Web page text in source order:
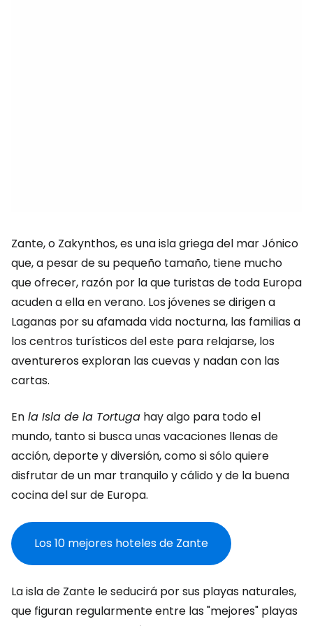
Zante, o Zakynthos, es una isla griega del mar Jónico
que, a pesar de su pequeño tamaño, tiene mucho
que ofrecer, razón por la que turistas de toda Europa
acuden a ella en verano. Los jóvenes se dirigen a
Laganas por su afamada vida nocturna, las familias a
los centros turísticos del este para relajarse, los
aventureros exploran las cuevas y nadan con las
cartas.
En la Isla de la Tortuga hay algo para todo el
mundo, tanto si busca unas vacaciones llenas de
acción, deporte y diversión, como si sólo quiere
disfrutar de un mar tranquilo y cálido y de la buena
cocina del sur de Europa.
Los 10 mejores hoteles de Zante
La isla de Zante le seducirá por sus playas naturales,
que figuran regularmente entre las "mejores" playas